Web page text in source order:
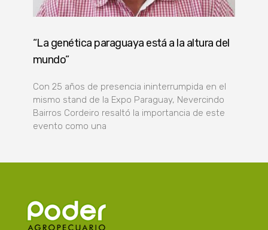
“La genética paraguaya está a la altura del
mundo”
Con 25 años de presencia ininterrumpida en el
mismo stand de la Expo Paraguay, Nevercindo
Bairros Cordeiro resaltó la importancia de este
evento como una